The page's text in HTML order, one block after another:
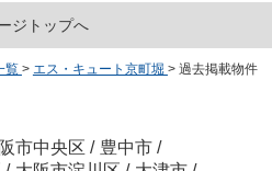
ジトップへ
覧 > エス・キュート京町堀 > 過去掲載物件
市中央区 / 豊中市 /